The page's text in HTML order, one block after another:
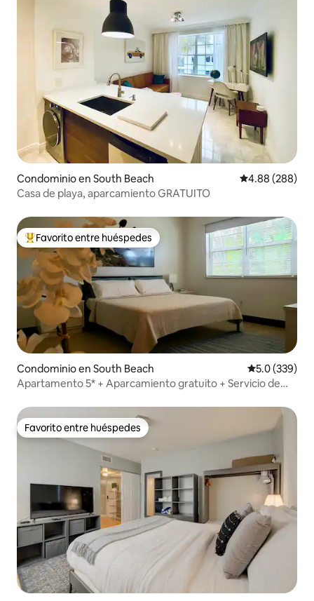
Condominio en South Beach Calificación
4.88 (288)
Casa de playa, aparcamiento GRATUITO
De los mejores en Favorito entre huéspedes
Favorito entre huéspedes
Condominio en South Beach Calificación
5.0 (339)
Apartamento 5* + Aparcamiento gratuito + Servicio de
Favorito entre huéspedes
Favorito entre huéspedes